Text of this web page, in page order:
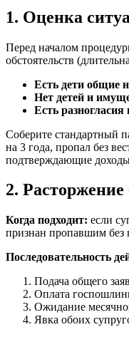
1. Оценка
Перед началом
обстоятельств
Есть дети общие
Нет детей и
Есть
Соберите стандартный
на 3 года, пропал без
подтверждающие
2.
Когда подходит: если
признан пропавшим без
Последовательность
Подача общего
Оплата
Ожидание
Явка обоих